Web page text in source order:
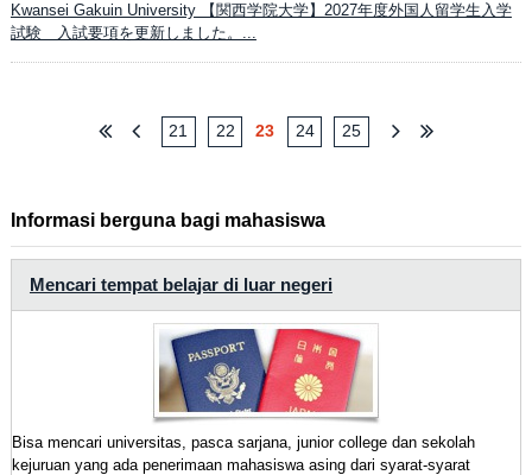
Kwansei Gakuin University 【関西学院大学】2027年度外国人留学生入学
試験 入試要項を更新しました。...
21 22 23 24 25
Informasi berguna bagi mahasiswa
Mencari tempat belajar di luar negeri
Bisa mencari universitas, pasca sarjana, junior college dan sekolah
kejuruan yang ada penerimaan mahasiswa asing dari syarat-syarat